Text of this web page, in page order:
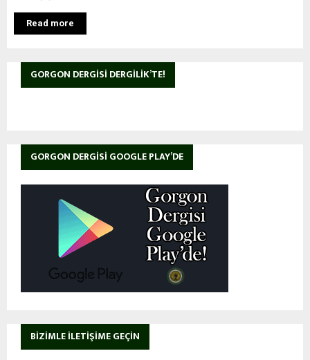
Read more
GORGON DERGISI DERGILIK’TE!
GORGON DERGISI GOOGLE PLAY’DE
BIZIMLE İLETIŞIME GEÇIN